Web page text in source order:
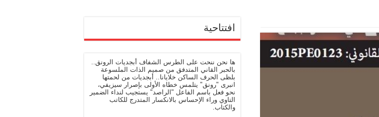
افتتاحية
ها نحن ننحت على الطرس الشفاف أبجديات الرونق..
بالحبر القاني المتدفق من صميم الذات الملسوعة
بلظى الحرف الساكن خلايانا.. أبجديات من لحمتها
انبرى "رونق" يتلمس خطاه الأولى بإصرار سيزيفي،
نحو فعل باسم الفاعل "الراصد" يستجيب لنداء الضمير
التاوي وراء الإحساس بالانكسار المتدرج للكاتب
والكتاب.